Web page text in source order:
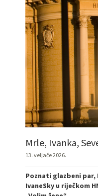
Mrle, Ivanka,
13. veljače 2026.
Poznati glazbeni par,
IvaneSky u riječkom